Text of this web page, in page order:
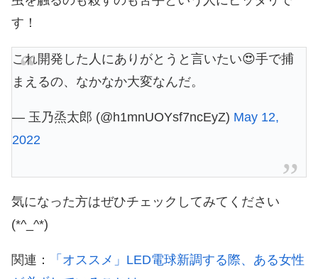
す！
これ開発した人にありがとうと言いたい😍手で捕
まえるの、なかなか大変なんだ。
— 玉乃烝太郎 (@h1mnUOYsf7ncEyZ) May 12,
2022
気になった方はぜひチェックしてみてください
(*^_^*)
関連：
「オススメ」LED電球新調する際、ある女性